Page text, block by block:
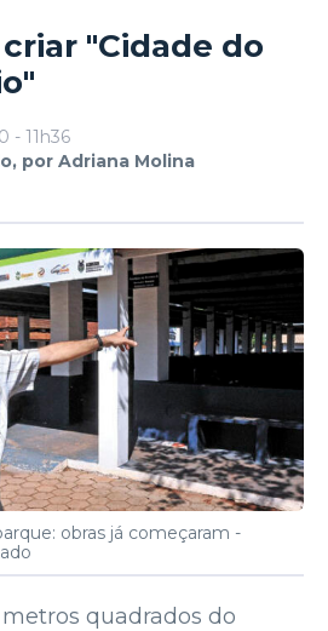
"Cidade do
- 11h36
por Adriana Molina
obras já começaram -
quadrados do